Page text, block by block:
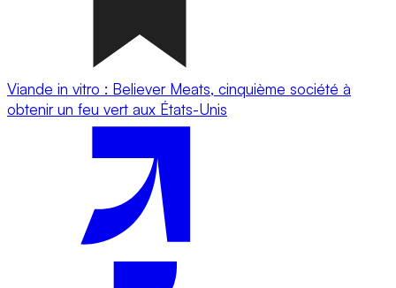
Viande in vitro : Believer Meats, cinquième société à
obtenir un feu vert aux États-Unis